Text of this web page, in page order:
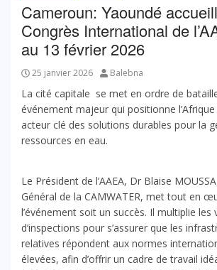
Cameroun: Yaoundé
Congrès International de
au 13 février 2026
25 janvier 2026 Balebna
La cité capitale se met en ordre de
événement majeur qui positionne
acteur clé des solutions durables pour la
ressources en eau.
Le Président de l’AAEA, Dr Blaise
Général de la CAMWATER, met tout en
l’événement soit un succès. Il multiplie les
d’inspections pour s’assurer que les
relatives répondent aux normes
élevées, afin d’offrir un cadre de travail